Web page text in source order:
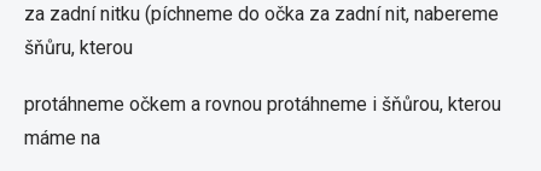
za zadní nitku (píchneme do očka za zadní nit, nabereme
šňůru, kterou
protáhneme očkem a rovnou protáhneme i šňůrou, kterou
máme na